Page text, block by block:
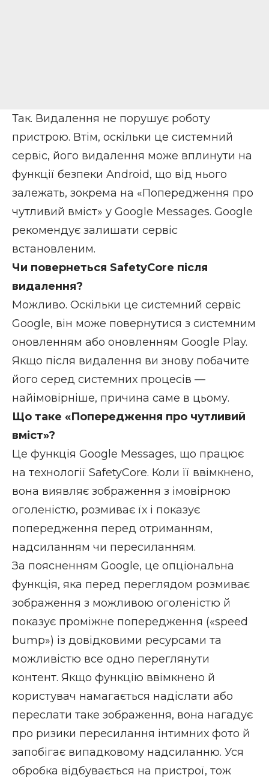
Так. Видалення не порушує роботу
пристрою. Втім, оскільки це системний
сервіс, його видалення може вплинути на
функції безпеки Android, що від нього
залежать, зокрема на «Попередження про
чутливий вміст» у Google Messages. Google
рекомендує залишати сервіс
встановленим.
Чи повернеться SafetyCore після
видалення?
Можливо. Оскільки це системний сервіс
Google, він може повернутися з системним
оновленням або оновленням Google Play.
Якщо після видалення ви знову побачите
його серед системних процесів —
найімовірніше, причина саме в цьому.
Що таке «Попередження про чутливий
вміст»?
Це функція Google Messages, що працює
на технології SafetyCore. Коли її ввімкнено,
вона виявляє зображення з імовірною
оголеністю, розмиває їх і показує
попередження перед отриманням,
надсиланням чи пересиланням.
За поясненням Google, це опціональна
функція, яка перед переглядом розмиває
зображення з можливою оголеністю й
показує проміжне попередження («speed
bump») із довідковими ресурсами та
можливістю все одно переглянути
контент. Якщо функцію ввімкнено й
користувач намагається надіслати або
переслати таке зображення, вона нагадує
про ризики пересилання інтимних фото й
запобігає випадковому надсиланню. Уся
обробка відбувається на пристрої, тож